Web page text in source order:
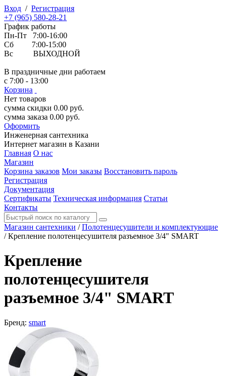
Вход / Регистрация
+7 (965) 580-28-21
График работы
Пн-Пт 7:00-16:00
Сб 7:00-15:00
Вс ВЫХОДНОЙ
В праздничные дни работаем
с 7:00 - 13:00
Корзина
Нет товаров
сумма скидки 0.00 руб.
сумма заказа 0.00 руб.
Оформить
Инженерная сантехника
Интернет магазин в Казани
Главная О нас
Магазин
Корзина заказов Мои заказы Восстановить пароль
Регистрация
Документация
Сертификаты Техническая информация Статьи
Контакты
Магазин сантехники / Полотенцесушители и комплектующие
/ Крепление полотенцесушителя разъемное 3/4" SMART
Крепление
полотенцесушителя
разъемное 3/4" SMART
Бренд: smart